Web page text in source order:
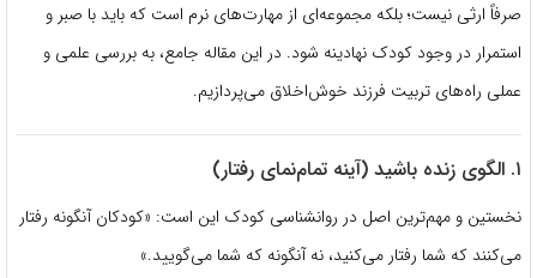
صرفاً ارثی نیست؛ بلکه مجموعه‌ای از مهارت‌های نرم است که باید با صبر و
استمرار در وجود کودک نهادینه شود. در این مقاله جامع، به بررسی علمی و
عملی راه‌های تربیت فرزند خوش‌اخلاق می‌پردازیم.
۱. الگوی زنده باشید (آینه تمام‌نمای رفتار)
نخستین و مهم‌ترین اصل در روانشناسی کودک این است: «کودکان آنگونه رفتار
می‌کنند که شما رفتار می‌کنید، نه آنگونه که شما می‌گویید.»